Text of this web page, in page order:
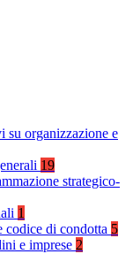
su organizzazione e
19
strategico-
1
codice di condotta 5
e imprese 2